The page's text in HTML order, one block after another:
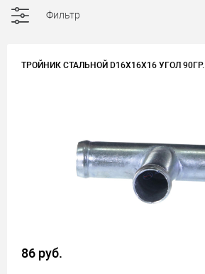
Фильтр
ТРОЙНИК СТАЛЬНОЙ D16Х16Х16 УГОЛ 90ГР.
86 руб.